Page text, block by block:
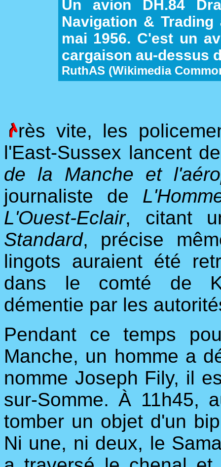
Un avion DH.84
Navigation &
mai 1956. C'est un
cargaison au-dessus
RuthAS (Wikimedia
rès vite, les
l'East-Sussex lancent
de la Manche et
journaliste de
L'Ouest-Eclair, citant
Standard, précise
lingots auraient été
dans le comté de
démentie par les
Pendant ce temps
Manche, un homme a
nomme Joseph Fily, il
sur-Somme. À 11h45,
tomber un objet d'un
Ni une, ni deux, le